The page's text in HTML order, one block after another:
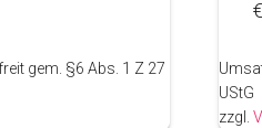
gem. §6 Abs. 1 Z 27
€
UStG
zzgl.